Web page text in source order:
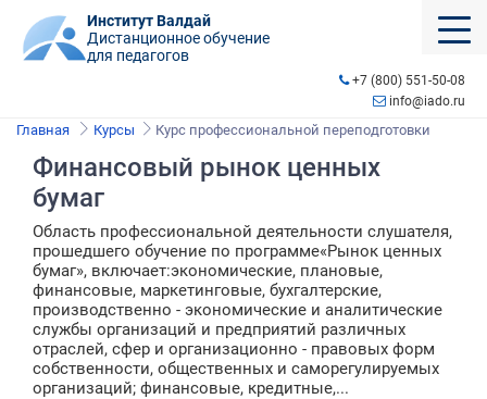
Институт Валдай
Дистанционное обучение
для педагогов
+7 (800) 551-50-08
info@iado.ru
Главная Курсы Курс профессиональной переподготовки
Финансовый рынок ценных
бумаг
Область профессиональной деятельности слушателя,
прошедшего обучение по программе«Рынок ценных
бумаг», включает:экономические, плановые,
финансовые, маркетинговые, бухгалтерские,
производственно - экономические и аналитические
службы организаций и предприятий различных
отраслей, сфер и организационно - правовых форм
собственности, общественных и саморегулируемых
организаций; финансовые, кредитные,...